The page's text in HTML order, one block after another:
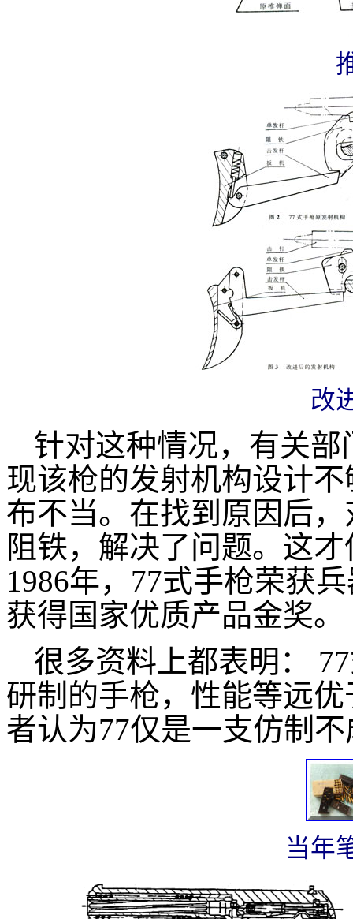
改
针对这种情况，有关
现该枪的发射机构设计
布不当。在找到原因后
阻铁，解决了问题。这
1986年，77式手枪荣获
获得国家优质产品金奖。
很多资料上都表明：
研制的手枪，性能等远
者认为77仅是一支仿制
当年